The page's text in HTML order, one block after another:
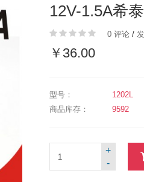
12V-1.5A希
0 评论/
￥36.00
型号：
1202L
商品库存：
9592
-
+